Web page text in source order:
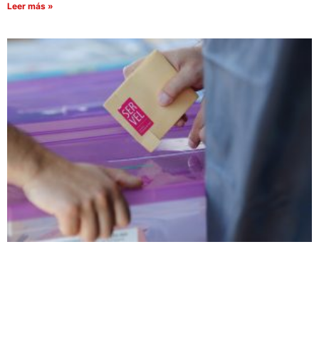
Leer más »